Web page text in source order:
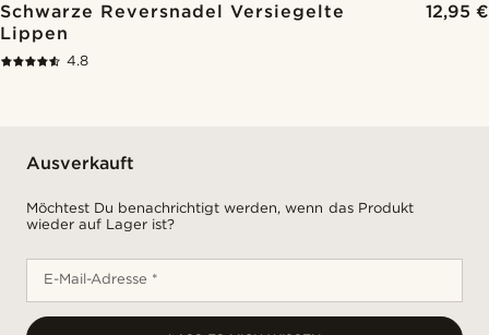
Schwarze Reversnadel Versiegelte
Lippen
12,95 €
4.8
Ausverkauft
Möchtest Du benachrichtigt werden, wenn das Produkt
wieder auf Lager ist?
E-Mail-Adresse *